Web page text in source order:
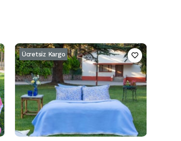
Ücretsiz Kargo